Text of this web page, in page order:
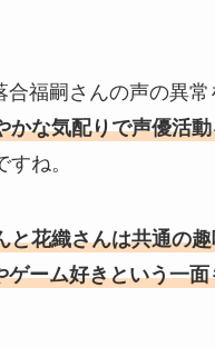
合福嗣さんの声の異常
かな気配りで声優活
ね。
と花織さんは共通の
ゲーム好きという一面